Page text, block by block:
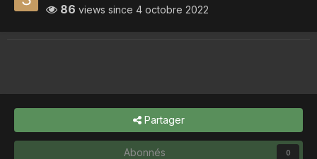
86 views since 4 octobre 2022
Partager
Abonnés 0